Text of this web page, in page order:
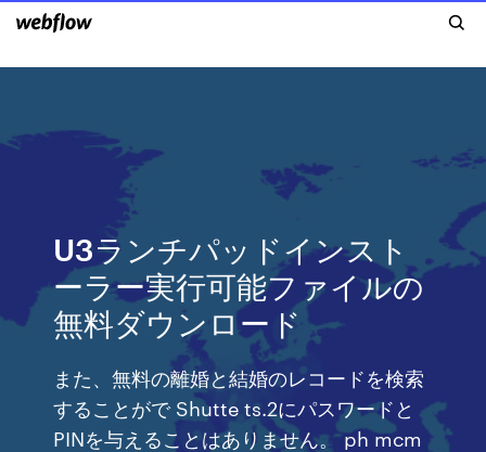
U3ランチパッドインスト
ーラー実行可能ファイルの
無料ダウンロード
また、無料の離婚と結婚のレコードを検索
することがで Shutte ts.2にパスワードと
PINを与えることはありません。 ph mcm